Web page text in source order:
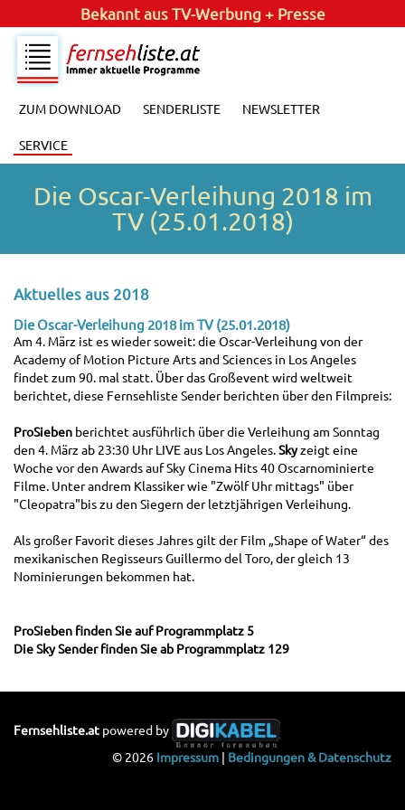
Bekannt ausTV-Werbung + Presse
ZUM DOWNLOAD SENDERLISTE NEWSLETTER
SERVICE
Die Oscar-Verleihung 2018 im
TV (25.01.2018)
Aktuelles aus 2018
Die Oscar-Verleihung 2018 im TV (25.01.2018)
Am 4. März ist es wieder soweit: die Oscar-Verleihung von der
Academy of Motion Picture Arts and Sciences in Los Angeles
findet zum 90. mal statt. Über das Großevent wird weltweit
berichtet, diese Fernsehliste Sender berichten über den Filmpreis:
ProSieben berichtet ausführlich über die Verleihung am Sonntag
den 4. März ab 23:30 Uhr LIVE aus Los Angeles.Skyzeigt eine
Woche vor den Awards auf Sky Cinema Hits 40 Oscarnominierte
Filme. Unter andrem Klassiker wie "Zwölf Uhr mittags" über
"Cleopatra"bis zu den Siegern der letztjährigen Verleihung.
Als großer Favorit dieses Jahres gilt der Film „Shape of Water“ des
mexikanischen Regisseurs Guillermo del Toro, der gleich 13
Nominierungen bekommen hat.
ProSieben finden Sie auf Programmplatz 5
Die Sky Sender finden Sie ab Programmplatz 129
Fernsehliste.at powered by
© 2026 Impressum | Bedingungen & Datenschutz